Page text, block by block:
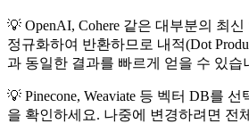
💡 OpenAI, Cohere 같은 대부분의 최
정규화하여 반환하므로 내적(Dot
과 동일한 결과를 빠르게 얻을 수 있습
💡 Pinecone, Weaviate 등 벡터 DB를
을 확인하세요. 나중에 변경하려면 전